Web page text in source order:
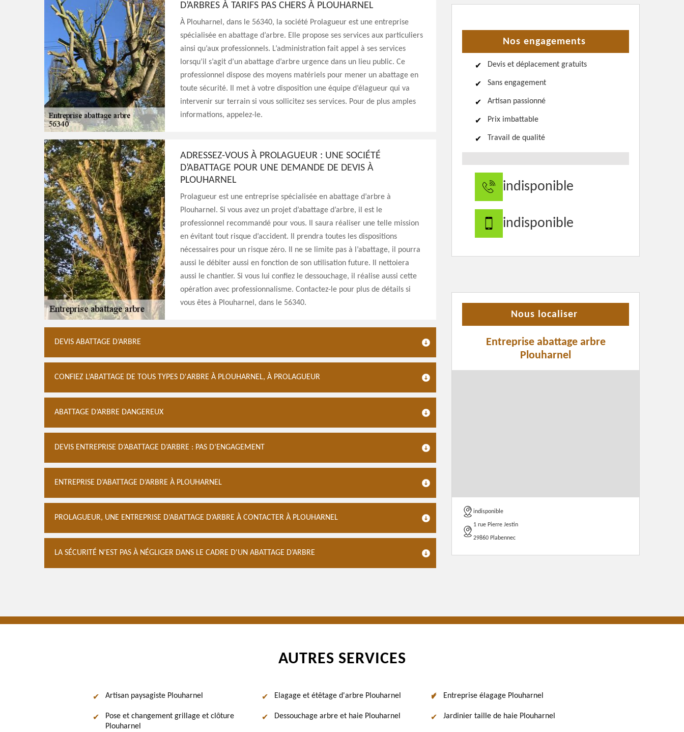
D’ARBRES À TARIFS PAS CHERS À PLOUHARNEL
À Plouharnel, dans le 56340, la société Prolagueur est une entreprise
spécialisée en abattage d’arbre. Elle propose ses services aux particuliers
ainsi qu’aux professionnels. L’administration fait appel à ses services
lorsqu’il s’agit d’un abattage d’arbre urgence dans un lieu public. Ce
professionnel dispose des moyens matériels pour mener un abattage en
toute sécurité. Il met à votre disposition une équipe d’élagueur qui va
intervenir sur terrain si vous sollicitez ses services. Pour de plus amples
informations, appelez-le.
ADRESSEZ-VOUS À PROLAGUEUR : UNE SOCIÉTÉ
D’ABATTAGE POUR UNE DEMANDE DE DEVIS À
PLOUHARNEL
Prolagueur est une entreprise spécialisée en abattage d’arbre à
Plouharnel. Si vous avez un projet d’abattage d’arbre, il est le
professionnel recommandé pour vous. Il saura réaliser une telle mission
en évitant tout risque d’accident. Il prendra toutes les dispositions
nécessaires pour un risque zéro. Il ne se limite pas à l’abattage, il pourra
aussi le débiter aussi en fonction de son utilisation future. Il nettoiera
aussi le chantier. Si vous lui confiez le dessouchage, il réalise aussi cette
opération avec professionnalisme. Contactez-le pour plus de détails si
vous êtes à Plouharnel, dans le 56340.
DEVIS ABATTAGE D’ARBRE
CONFIEZ L’ABATTAGE DE TOUS TYPES D'ARBRE À PLOUHARNEL, À PROLAGUEUR
ABATTAGE D’ARBRE DANGEREUX
DEVIS ENTREPRISE D’ABATTAGE D’ARBRE : PAS D’ENGAGEMENT
ENTREPRISE D’ABATTAGE D’ARBRE À PLOUHARNEL
PROLAGUEUR, UNE ENTREPRISE D’ABATTAGE D’ARBRE À CONTACTER À PLOUHARNEL
LA SÉCURITÉ N’EST PAS À NÉGLIGER DANS LE CADRE D'UN ABATTAGE D’ARBRE
Nos engagements
Devis et déplacement gratuits
Sans engagement
Artisan passionné
Prix imbattable
Travail de qualité
indisponible
indisponible
Nous localiser
Entreprise abattage arbre
Plouharnel
indisponible
1 rue Pierre Jestin
29860 Plabennec
AUTRES SERVICES
Artisan paysagiste Plouharnel
Pose et changement grillage et clôture
Plouharnel
Elagage et étêtage d'arbre Plouharnel
Dessouchage arbre et haie Plouharnel
Entreprise élagage Plouharnel
Jardinier taille de haie Plouharnel